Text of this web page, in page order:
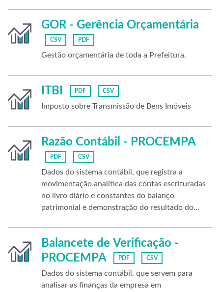
GOR - Gerência Orçamentária
CSV PDF
Gestão orçamentária de toda a Prefeitura.
ITBI PDF CSV
Imposto sobre Transmissão de Bens Imóveis
Razão Contábil - PROCEMPA
PDF CSV
Dados do sistema contábil, que registra a
movimentação analítica das contas escrituradas
no livro diário e constantes do balanço
patrimonial e demonstração do resultado do...
Balancete de Verificação -
PROCEMPA
PDF CSV
Dados do sistema contábil, que servem para
analisar as finanças da empresa em